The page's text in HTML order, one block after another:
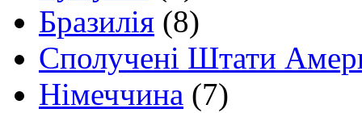
Бразилія (8)
Сполучені Штати
Німеччина (7)